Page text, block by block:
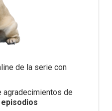
de la serie con
agradecimientos de
episodios